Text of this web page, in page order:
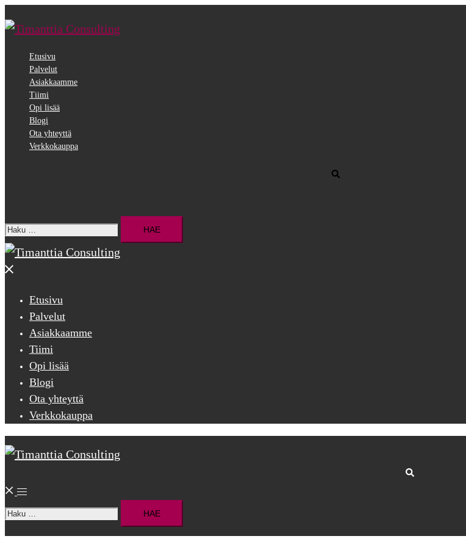
pääsisältöön
Etusivu
Palvelut
Asiakkaamme
Tiimi
Opi lisää
Blogi
Ota yhteyttä
Verkkokauppa
Haku:
Close
Etusivu
Palvelut
Asiakkaamme
Tiimi
Opi lisää
Blogi
Ota yhteyttä
Verkkokauppa
Toggle
menu
Haku: